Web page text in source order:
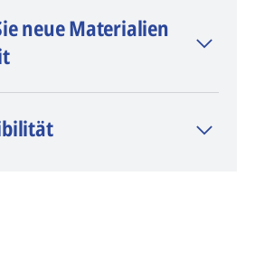
dass sich ästhetische
holografische Effekte
Ein effizienter
neue Materialien